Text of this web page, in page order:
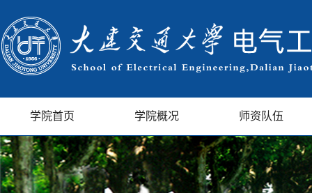
学院首页 学院概况 师资队伍